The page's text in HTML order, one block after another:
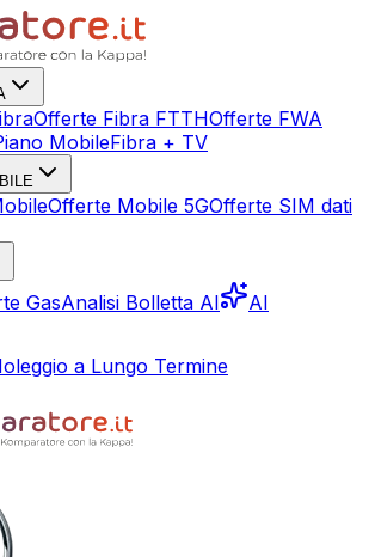
Offerte Fibra FTTHOfferte FWA
MobileFibra + TV
Offerte Mobile 5GOfferte SIM dati
GasAnalisi Bolletta AI AI
a Lungo Termine